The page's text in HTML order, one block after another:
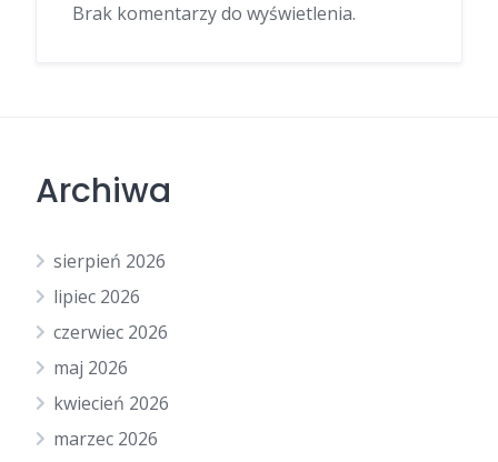
Brak komentarzy do wyświetlenia.
Archiwa
sierpień 2026
lipiec 2026
czerwiec 2026
maj 2026
kwiecień 2026
marzec 2026